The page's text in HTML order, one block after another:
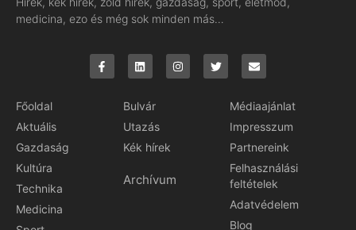
medicina, ezo és még sok minden más…
Főoldal
Aktuális
Gazdaság
Kultúra
Technika
Medicina
Bulvár
Utazás
Kék hírek
Archívum
Médiaajánlat
Impresszum
Partnereink
Felhasználási
feltételek
Adatvédelem
Blog